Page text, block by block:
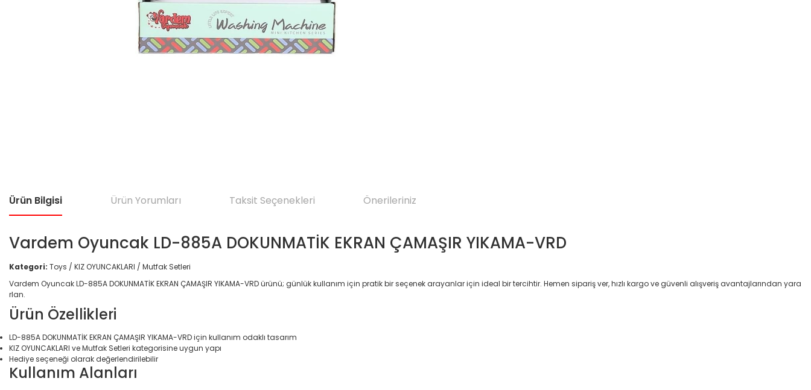
Ürün Bilgisi Ürün Yorumları Taksit Seçenekleri Önerileriniz
Vardem Oyuncak LD-885A DOKUNMATİK EKRAN ÇAMAŞIR YIKAMA-VRD
Kategori: Toys / KIZ OYUNCAKLARI / Mutfak Setleri
Vardem Oyuncak LD-885A DOKUNMATİK EKRAN ÇAMAŞIR YIKAMA-VRD ürünü; günlük kullanım için pratik bir seçenek arayanlar için ideal bir tercihtir. Hemen sipariş ver, hızlı kargo ve güvenli alışveriş avantajlarından yara
rlan.
Ürün Özellikleri
LD-885A DOKUNMATİK EKRAN ÇAMAŞIR YIKAMA-VRD için kullanım odaklı tasarım
KIZ OYUNCAKLARI ve Mutfak Setleri kategorisine uygun yapı
Hediye seçeneği olarak değerlendirilebilir
Kullanım Alanları